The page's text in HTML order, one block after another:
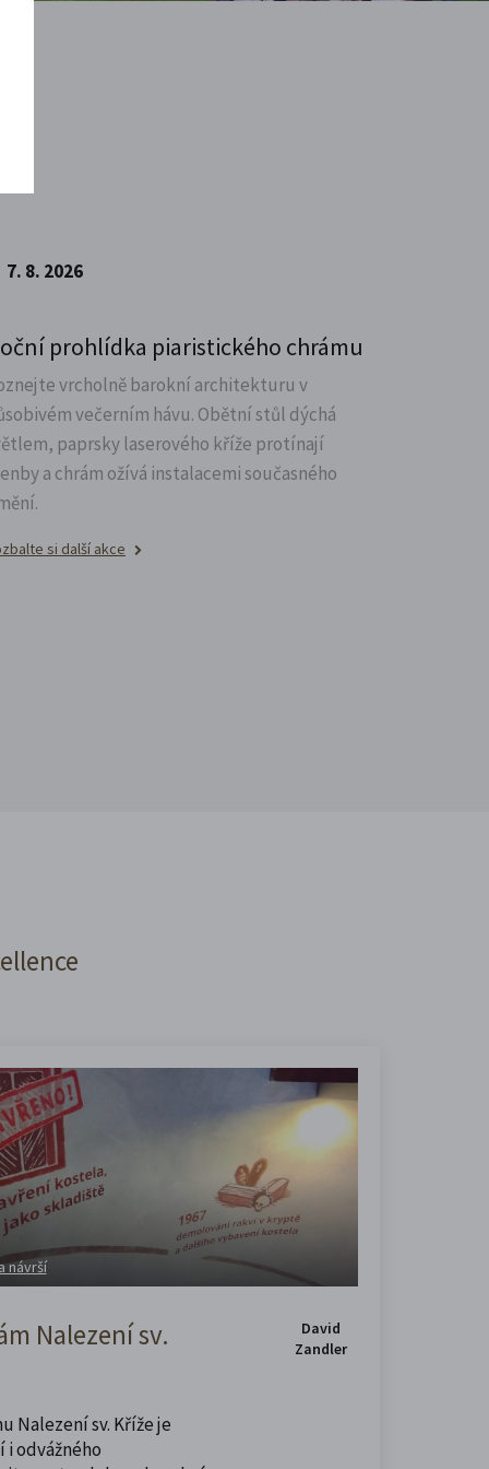
7. 8. 2026
prohlídka piaristického chrámu
vrcholně barokní architekturu v
večerním hávu. Obětní stůl dýchá
paprsky laserového kříže protínají
a chrám ožívá instalacemi současného
si další akce
návrší
Nalezení sv.
Nalezení sv. Kříže je
odvážného
David
Zandler